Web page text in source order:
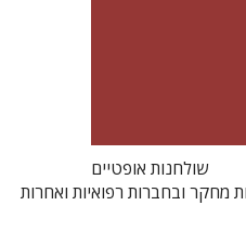
שולחנות אופטיים
מחקר ובחברות רפואיות ואחרות